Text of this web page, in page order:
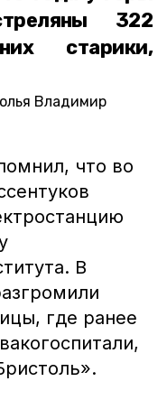
322
старики,
Владимир
что во
В
где ранее